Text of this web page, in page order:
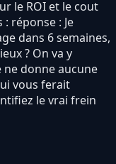
le ROI et le cout
réponse : Je
dans 6 semaines,
? On va y
ne donne aucune
vous ferait
le vrai frein